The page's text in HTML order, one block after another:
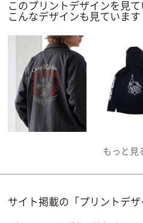
このプリントデザインを見て
こんなデザインも見ています
サイト掲載の「プリントデ